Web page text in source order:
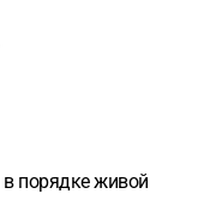
в порядке живой